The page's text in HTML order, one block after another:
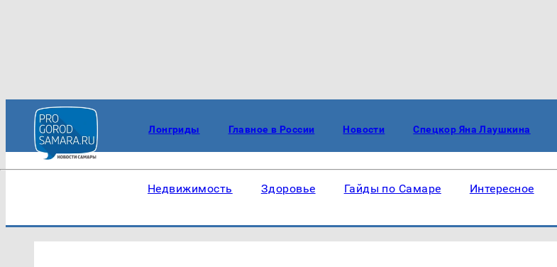
Лонгриды Главное в России Новости Спецкор Яна Лаушкина
Недвижимость Здоровье Гайды по Самаре Интересное